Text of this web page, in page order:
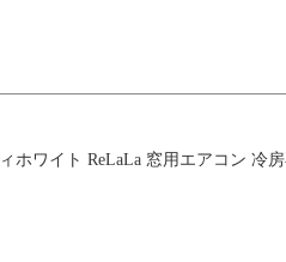
ホワイト ReLaLa 窓用エアコン 冷